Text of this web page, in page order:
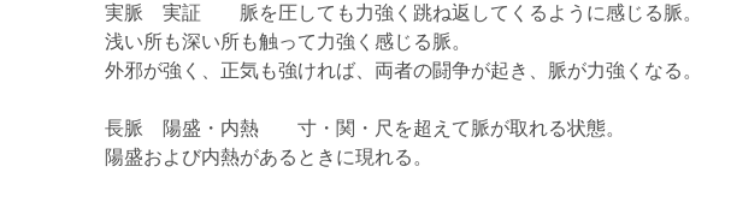
実脈 実証 脈を圧しても力強く跳ね返してくるように感じる脈。
浅い所も深い所も触って力強く感じる脈。
外邪が強く、正気も強ければ、両者の闘争が起き、脈が力強くなる。
長脈 陽盛・内熱 寸・関・尺を超えて脈が取れる状態。
陽盛および内熱があるときに現れる。